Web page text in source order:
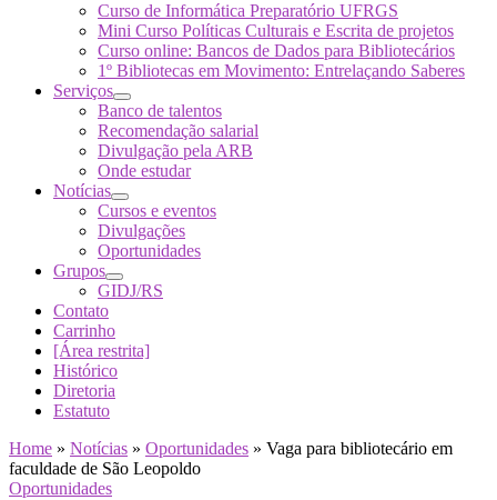
Curso de Informática Preparatório UFRGS
Mini Curso Políticas Culturais e Escrita de projetos
Curso online: Bancos de Dados para Bibliotecários
1º Bibliotecas em Movimento: Entrelaçando Saberes
Serviços
Banco de talentos
Recomendação salarial
Divulgação pela ARB
Onde estudar
Notícias
Cursos e eventos
Divulgações
Oportunidades
Grupos
GIDJ/RS
Contato
Carrinho
[Área restrita]
Histórico
Diretoria
Estatuto
Home » Notícias » Oportunidades » Vaga para bibliotecário em
faculdade de São Leopoldo
Oportunidades